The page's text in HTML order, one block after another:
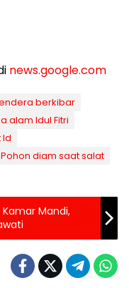
news.google.com
berkibar
alam Idul Fitri
Pohon diam saat salat
Mandi,